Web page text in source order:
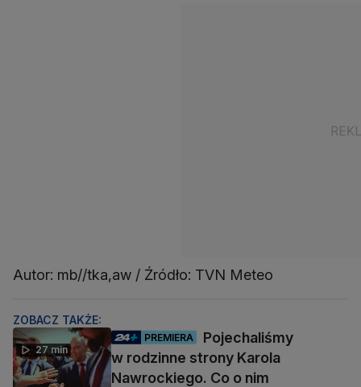
Autor: mb//tka,aw / Źródło: TVN Meteo
ZOBACZ TAKŻE:
27 min
PREMIERA
Pojechaliśmy
w rodzinne strony Karola
Nawrockiego. Co o nim